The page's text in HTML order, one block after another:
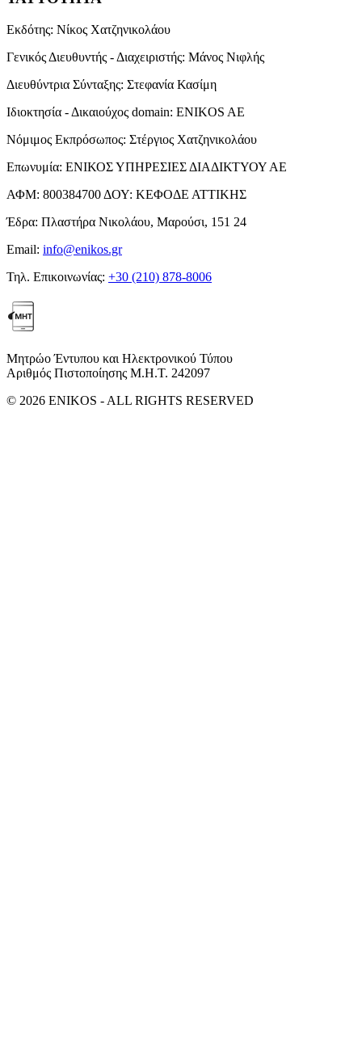
Εκδότης: Νίκος Χατζηνικολάου
Γενικός Διευθυντής - Διαχειριστής: Μάνος Νιφλής
Διευθύντρια Σύνταξης: Στεφανία Κασίμη
Ιδιοκτησία - Δικαιούχος domain: ENIKOS AE
Νόμιμος Εκπρόσωπος: Στέργιος Χατζηνικολάου
Επωνυμία: ΕΝΙΚΟΣ ΥΠΗΡΕΣΙΕΣ ΔΙΑΔΙΚΤΥΟΥ ΑΕ
ΑΦΜ: 800384700 ΔΟΥ: ΚΕΦΟΔΕ ΑΤΤΙΚΗΣ
Έδρα: Πλαστήρα Νικολάου, Μαρούσι, 151 24
Email: info@enikos.gr
Τηλ. Επικοινωνίας: +30 (210) 878-8006
Μητρώο Έντυπου και Ηλεκτρονικού Τύπου
Αριθμός Πιστοποίησης Μ.Η.Τ. 242097
© 2026 ENIKOS - ALL RIGHTS RESERVED